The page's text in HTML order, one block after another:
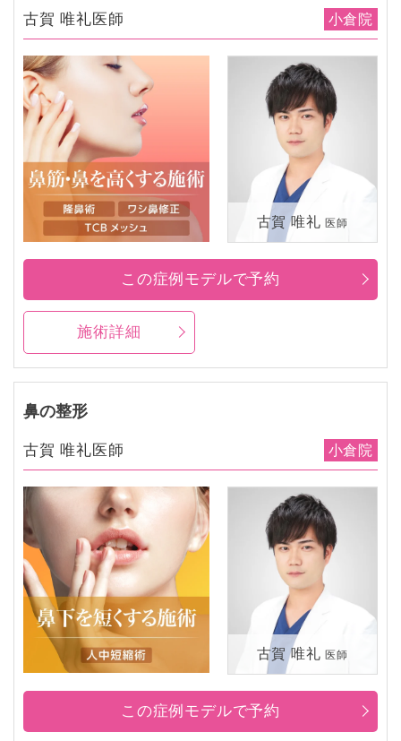
古賀 唯礼医師 小倉院
古賀 唯礼 医師
施術詳細
この症例モデルで予約
鼻の整形
古賀 唯礼医師 小倉院
古賀 唯礼 医師
この症例モデルで予約